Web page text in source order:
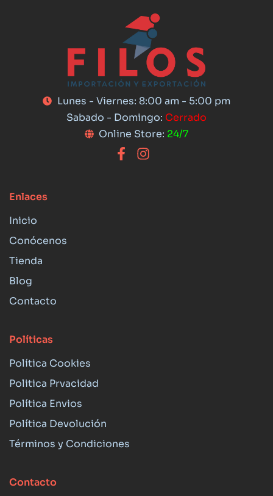
Lunes - Viernes: 8:00 am - 5:00 pm
Sabado - Domingo: Cerrado
Online Store: 24/7
Enlaces
Inicio
Conócenos
Tienda
Blog
Contacto
Políticas
Política Cookies
Politica Prvacidad
Política Envios
Política Devolución
Términos y Condiciones
Contacto